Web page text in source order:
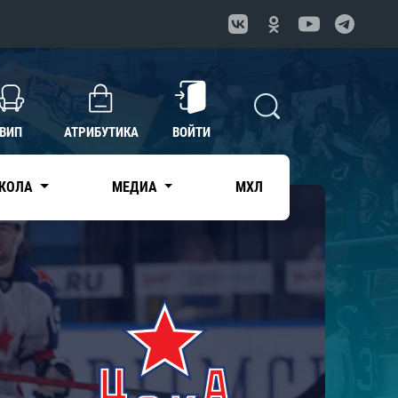
ВИП АТРИБУТИКА ВОЙТИ
МЕДИА МХЛ